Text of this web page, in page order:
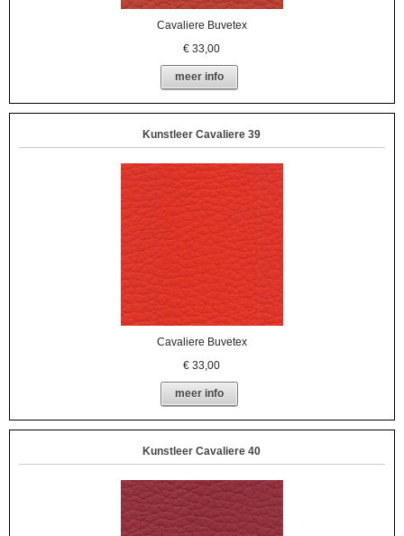
Cavaliere Buvetex
€33,00
meer info
Kunstleer Cavaliere 39
Cavaliere Buvetex
€33,00
meer info
Kunstleer Cavaliere 40